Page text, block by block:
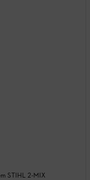
STIHL 2-MIX